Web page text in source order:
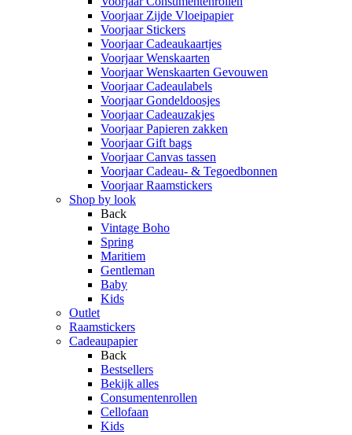
Voorjaar Zijde Vloeipapier
Voorjaar Stickers
Voorjaar Cadeaukaartjes
Voorjaar Wenskaarten
Voorjaar Wenskaarten Gevouwen
Voorjaar Cadeaulabels
Voorjaar Gondeldoosjes
Voorjaar Cadeauzakjes
Voorjaar Papieren zakken
Voorjaar Gift bags
Voorjaar Canvas tassen
Voorjaar Cadeau- & Tegoedbonnen
Voorjaar Raamstickers
Shop by look
Back
Vintage Boho
Spring
Maritiem
Gentleman
Baby
Kids
Outlet
Raamstickers
Cadeaupapier
Back
Bestsellers
Bekijk alles
Consumentenrollen
Cellofaan
Kids